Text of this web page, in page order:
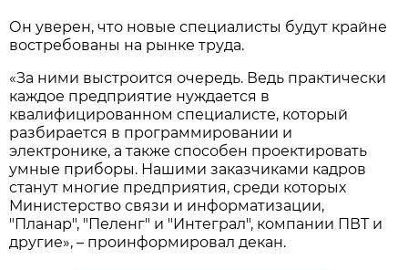
Он уверен, что новые специалисты будут крайне
востребованы на рынке труда.
«За ними выстроится очередь. Ведь практически
каждое предприятие нуждается в
квалифицированном специалисте, который
разбирается в программировании и
электронике, а также способен проектировать
умные приборы. Нашими заказчиками кадров
станут многие предприятия, среди которых
Министерство связи и информатизации,
"Планар", "Пеленг" и "Интеграл", компании ПВТ и
другие», – проинформировал декан.